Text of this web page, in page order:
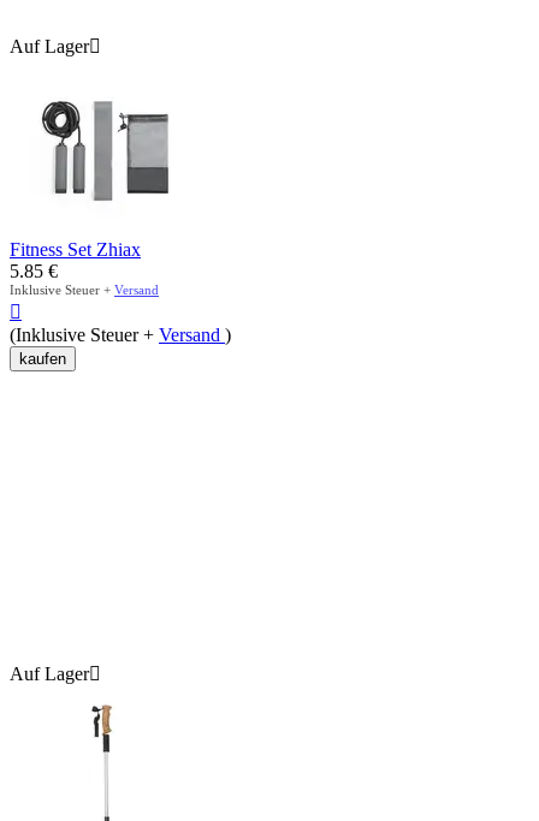
Auf Lager
Fitness Set Zhiax
5.85 €
Inklusive Steuer + Versand

(Inklusive Steuer + Versand )
kaufen
Auf Lager